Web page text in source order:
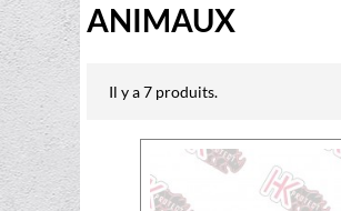
ANIMAUX
Il y a 7 produits.